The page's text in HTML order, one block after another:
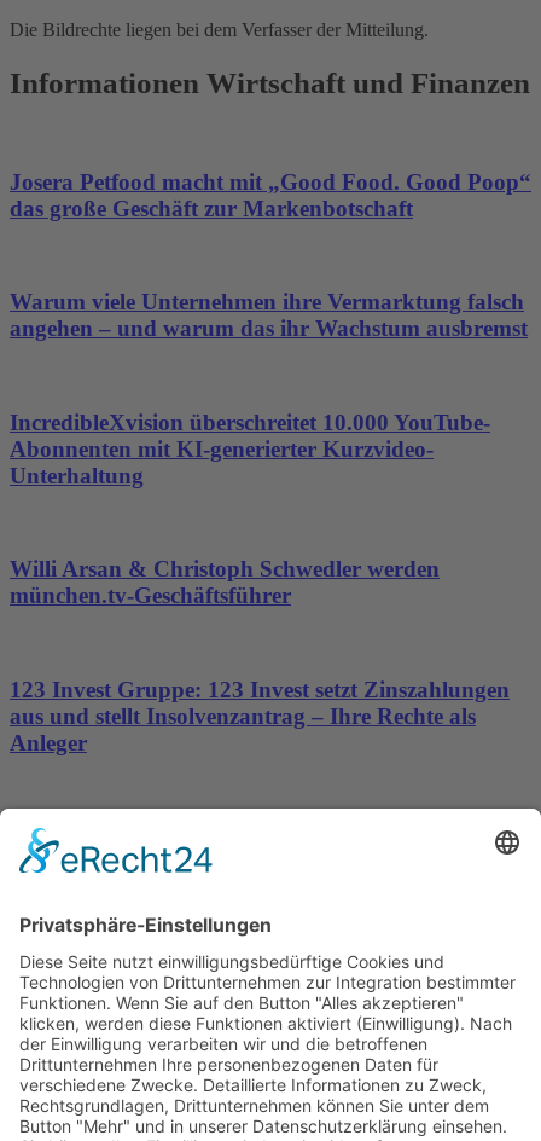
Die Bildrechte liegen bei dem Verfasser der Mitteilung.
Informationen Wirtschaft und Finanzen
Josera Petfood macht mit „Good Food. Good Poop“
das große Geschäft zur Markenbotschaft
Warum viele Unternehmen ihre Vermarktung falsch
angehen – und warum das ihr Wachstum ausbremst
IncredibleXvision überschreitet 10.000 YouTube-
Abonnenten mit KI-generierter Kurzvideo-
Unterhaltung
Willi Arsan & Christoph Schwedler werden
münchen.tv-Geschäftsführer
123 Invest Gruppe: 123 Invest setzt Zinszahlungen
aus und stellt Insolvenzantrag – Ihre Rechte als
Anleger
Dronus sichert sich 15 Millionen Dollar und treibt
den Aufbau autonomer Luftinfrastruktur voran
Wichtiges
Impressum
Datenschutz
Kooperation
Werbung
Presse- und Öffentlichkeitsarbeit